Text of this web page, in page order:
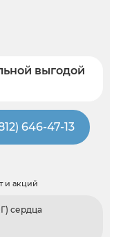
выгодой
646-47-13
и акций
сердца